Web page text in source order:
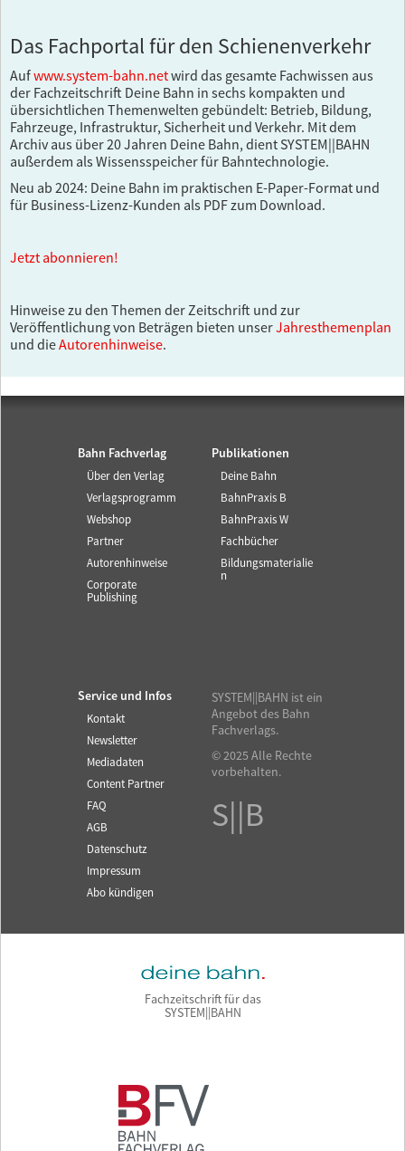
Das Fachportal für den Schienenverkehr
Aufwww.system-bahn.netwird das gesamte Fachwissen aus
der Fachzeitschrift Deine Bahn in sechs kompakten und
übersichtlichen Themenwelten gebündelt: Betrieb, Bildung,
Fahrzeuge, Infrastruktur, Sicherheit und Verkehr. Mit dem
Archiv aus über 20 Jahren Deine Bahn, dient SYSTEM||BAHN
außerdem als Wissensspeicher für Bahntechnologie.
Neu ab 2024: Deine Bahn im praktischen E-Paper-Format und
für Business-Lizenz-Kunden als PDF zum Download.
Jetzt abonnieren!
Hinweise zu den Themen der Zeitschrift und zur
Veröffentlichung von Beträgen bieten unserJahresthemenplan
und dieAutorenhinweise.
Bahn Fachverlag
Über den Verlag
Verlagsprogramm
Webshop
Partner
Autorenhinweise
Corporate
Publishing
Publikationen
Deine Bahn
BahnPraxis B
BahnPraxis W
Fachbücher
Bildungsmaterialie
n
Service und Infos
Kontakt
Newsletter
Mediadaten
Content Partner
FAQ
AGB
Datenschutz
Impressum
Abo kündigen
SYSTEM||BAHN ist ein
Angebot des Bahn
Fachverlags.
© 2025 Alle Rechte
vorbehalten.
S||B
Fachzeitschrift für das
SYSTEM||BAHN